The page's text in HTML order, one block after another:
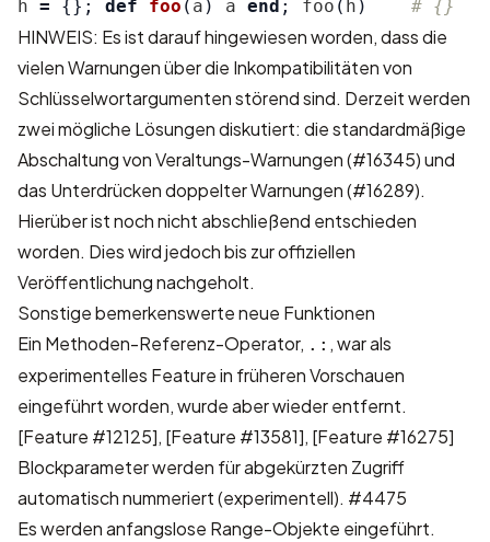
h = {}; def foo ( a ) a end ; foo ( h ) # {}
HINWEIS: Es ist darauf hingewiesen worden, dass die
vielen Warnungen über die Inkompatibilitäten von
Schlüsselwortargumenten störend sind. Derzeit werden
zwei mögliche Lösungen diskutiert: die standardmäßige
Abschaltung von Veraltungs-Warnungen (#16345) und
das Unterdrücken doppelter Warnungen (#16289).
Hierüber ist noch nicht abschließend entschieden
worden. Dies wird jedoch bis zur offiziellen
Veröffentlichung nachgeholt.
Sonstige bemerkenswerte neue Funktionen
Ein Methoden-Referenz-Operator, .: , war als
experimentelles Feature in früheren Vorschauen
eingeführt worden, wurde aber wieder entfernt.
[Feature #12125], [Feature #13581], [Feature #16275]
Blockparameter werden für abgekürzten Zugriff
automatisch nummeriert (experimentell). #4475
Es werden anfangslose Range-Objekte eingeführt.